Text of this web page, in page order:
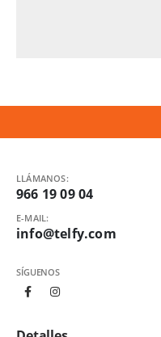
LLÁMANOS:
966 19 09 04
E-MAIL:
info@telfy.com
SÍGUENOS